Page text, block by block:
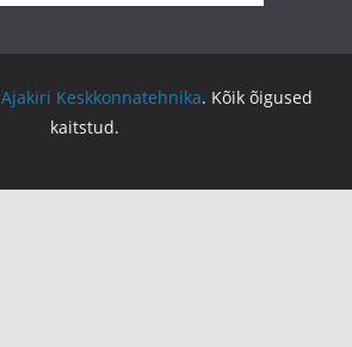
Ajakiri Keskkonnatehnika. Kõik õigused
kaitstud.